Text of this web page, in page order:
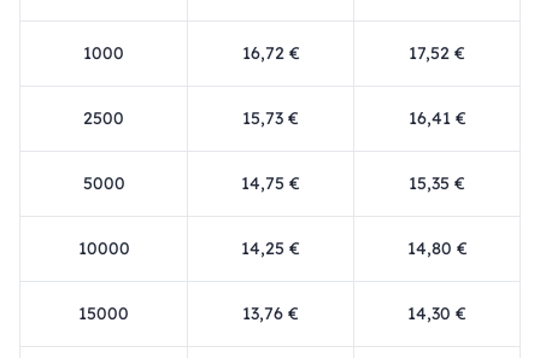
1000 16,72 € 17,52 €
2500 15,73 € 16,41 €
5000 14,75 € 15,35 €
10000 14,25 € 14,80 €
15000 13,76 € 14,30 €